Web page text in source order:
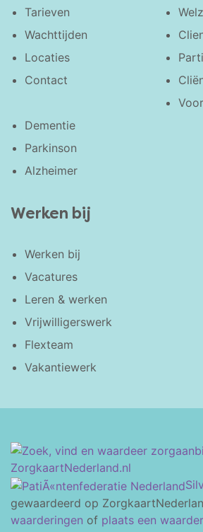
Tarieven
Wachttijden
Locaties
Contact
Dementie
Parkinson
Alzheimer
Werken bij
Werken bij
Vacatures
Leren & werken
Vrijwilligerswerk
Flexteam
Vakantiewerk
gewaardeerd op
waarderingen of plaats een